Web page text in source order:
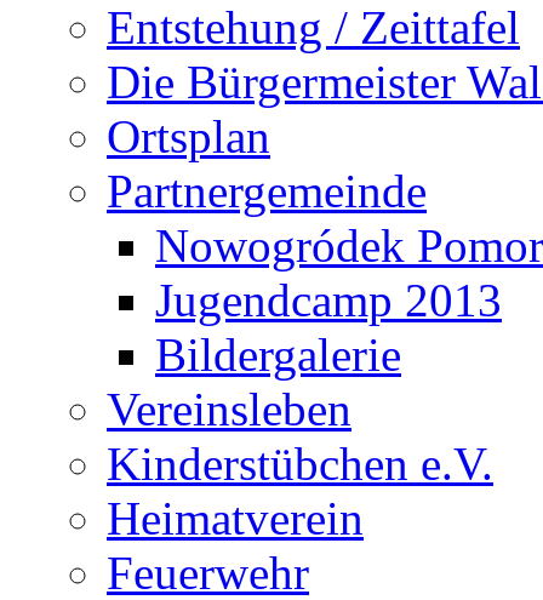
Entstehung / Zeittafel
Die Bürgermeister
Ortsplan
Partnergemeinde
Nowogródek
Jugendcamp 2013
Bildergalerie
Vereinsleben
Kinderstübchen e.V.
Heimatverein
Feuerwehr